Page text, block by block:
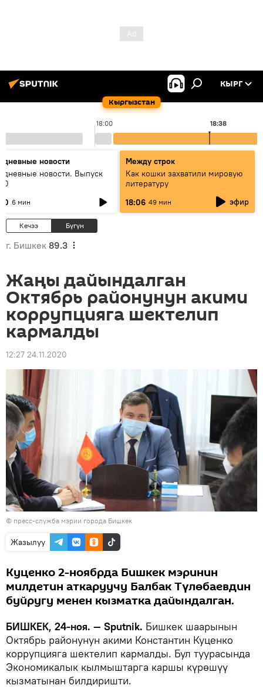
Кыргызстан
КЫРГ
18:00 18:38
новости
новости. Выпуск
6 мин
Между строк
Как кошки захватили мировую
литературу
18:06 49 мин эфир
Кечээ Бүгүн
г. Бишкек 89.3
Жаңы дайындалган
Октябрь районунун акими
коррупцияга шектелип
кармалды
12:27 24.11.2020
© пресс-служба мэрии города Бишкек
Жазылуу
Куценко 2-ноябрда Бишкек мэринин
милдетин аткаруучу Балбак Түлөбаевдин
буйругу менен кызматка дайындалган.
БИШКЕК, 24-ноя. — Sputnik. Бишкек шаарынын
Октябрь районунун акими Константин Куценко
коррупцияга шектелип кармалды. Бул туурасында
Экономикалык кылмыштарга каршы күрөшүү
кызматынан билдиришти.